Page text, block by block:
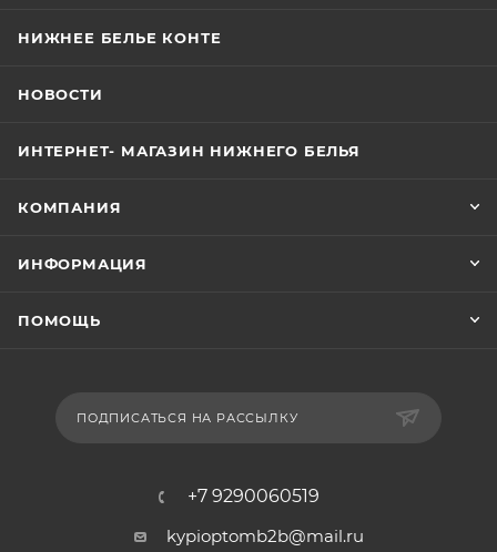
НИЖНЕЕ БЕЛЬЕ КОНТЕ
НОВОСТИ
ИНТЕРНЕТ- МАГАЗИН НИЖНЕГО БЕЛЬЯ
КОМПАНИЯ
ИНФОРМАЦИЯ
ПОМОЩЬ
ПОДПИСАТЬСЯ НА РАССЫЛКУ
+7 9290060519
kypioptomb2b@mail.ru